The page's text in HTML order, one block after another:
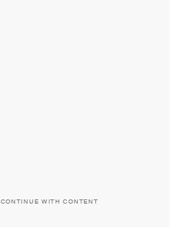
WITH CONTENT